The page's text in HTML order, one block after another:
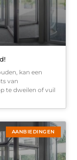
kan een
van
te dweilen of vuil
AANBIEDINGEN